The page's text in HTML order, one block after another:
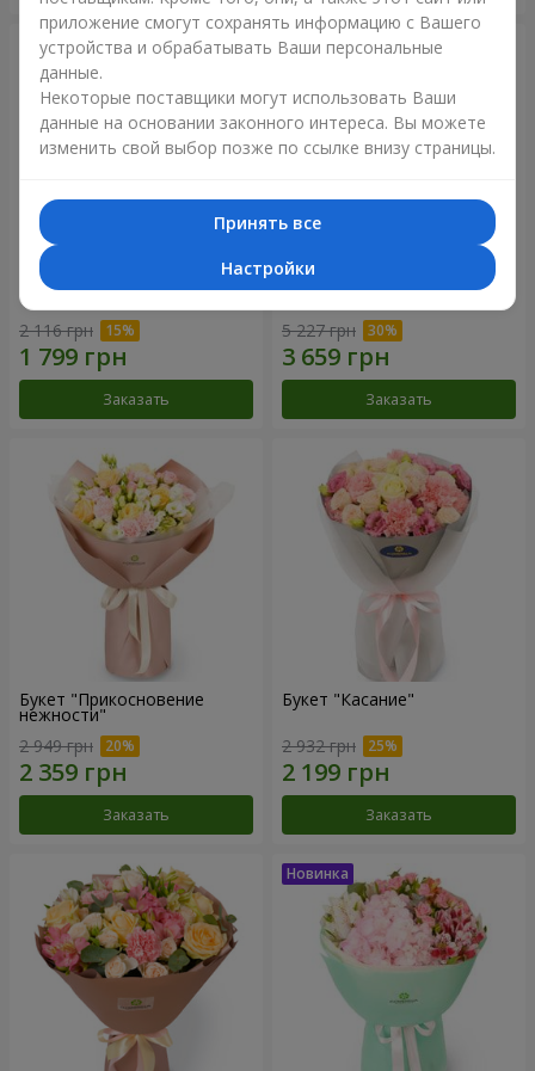
Букет "Дзинтарс"
2 116 грн
Заказать
Букет "Your Smile"
5 227 грн
Заказать
Букет "Прикосновение
нежности"
2 949 грн
Заказать
Букет "Касание"
2 932 грн
Заказать
приложение смогут сохранять информацию с Вашего
устройства и обрабатывать Ваши персональные
данные.
Некоторые поставщики могут использовать Ваши
данные на основании законного интереса. Вы можете
изменить свой выбор позже по ссылке внизу страницы.
Принять все
Настройки